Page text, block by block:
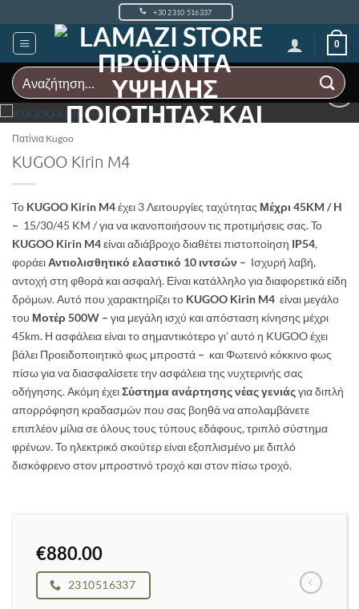
στο
περιεχόμενο
+30 2310 516337
0
Αναζήτηση
για:
Add to
Πατίνια Kugoo
KUGOO Kirin M4
Το KUGOO Kirin M4έχει 3 Λειτουργίες ταχύτητας Μέχρι 45KM / H
– 15/30/45 KM / για να ικανοποιήσουν τις προτιμήσεις σας. To
KUGOO Kirin M4είναι αδιάβροχο διαθέτει πιστοποίηση IP54,
φοράειΑντιολισθητικό ελαστικό 10 ιντσών – Ισχυρή λαβή,
αντοχή στη φθορά και ασφαλή. Είναι κατάλληλο για διαφορετικά είδη
δρόμων. Αυτό που χαρακτηρίζει το KUGOO Kirin M4 είναι μεγάλο
του Μοτέρ 500W – για μεγάλη ισχύ και απόσταση κίνησης μέχρι
45km. Η ασφάλεια είναι το σημαντικότερο γι’ αυτό η KUGOO έχει
βάλει Προειδοποιητικό φως μπροστά – και Φωτεινό κόκκινο φως
πίσω για να διασφαλίσετε την ασφάλεια της νυχτερινής σας
οδήγησης. Ακόμη έχειΣύστημα ανάρτησης νέας γενιάςγια διπλή
απορρόφηση κραδασμών που σας βοηθά να απολαμβάνετε
επιπλέον μίλια σε όλους τους τύπους εδάφους, τριπλό σύστημα
φρένων. Το ηλεκτρικό σκούτερ είναι εξοπλισμένο με διπλό
δισκόφρενο στον μπροστινό τροχό και στον πίσω τροχό.
€880.00
2310516337